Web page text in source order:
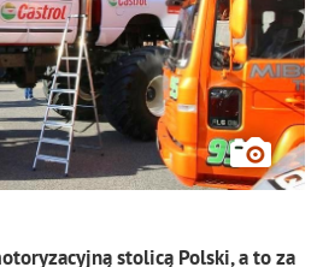
stolicą Polski, a to za